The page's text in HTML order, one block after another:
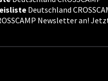
Deutschland
Newsletter an!